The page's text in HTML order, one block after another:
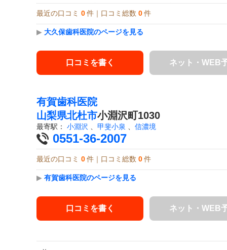
最近の口コミ 0 件｜口コミ総数 0 件
▶ 大久保歯科医院のページを見る
口コミを書く ネット・WEB
有賀歯科医院
山梨県北杜市小淵沢町1030
最寄駅： 小淵沢 甲斐小泉 信濃境
0551-36-2007
最近の口コミ 0 件｜口コミ総数 0 件
▶ 有賀歯科医院のページを見る
口コミを書く ネット・WEB